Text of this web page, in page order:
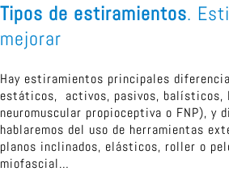
Tipos de estiramientos.
mejorar
Hay estiramientos principales
estáticos, activos, pasivos, balísticos,
neuromuscular propioceptiva o FNP), y
hablaremos del uso de herramientas
planos inclinados, elásticos, roller o
miofascial…